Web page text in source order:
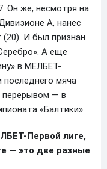
Он же, несмотря на
А, нанес
И был признан
А еще
в МЕЛБЕТ-
последнего мяча
перерывом — в
«Балтики».
Первой лиге,
— это две разные